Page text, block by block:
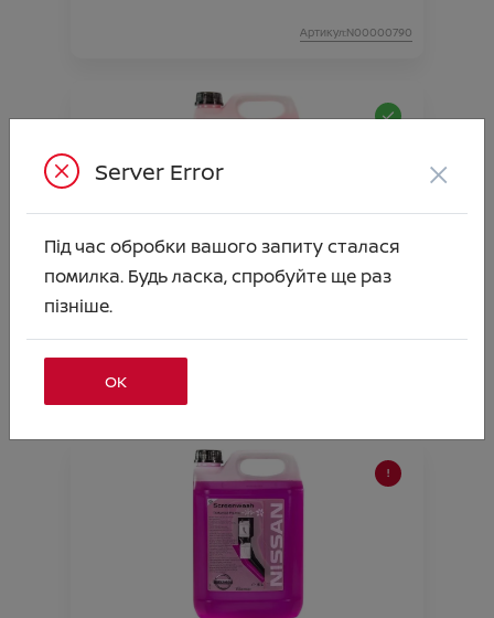
Артикул:N00000790
РІДИНА СКЛООМИВАЧА (Всесезонна-
Антимошка) -20* 5л
Ціна аксесуара 667.00
Server Error ×
Під час обробки вашого запиту сталася
помилка. Будь ласка, спробуйте ще раз
пізніше.
ОК